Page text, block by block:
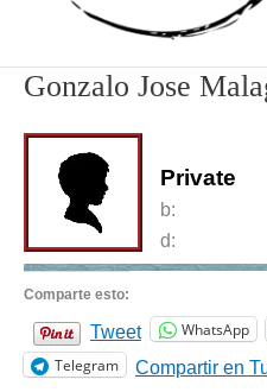
Gonzalo Jose
Private
b:
d:
Comparte esto:
Tweet WhatsApp
Telegram
Compartir en